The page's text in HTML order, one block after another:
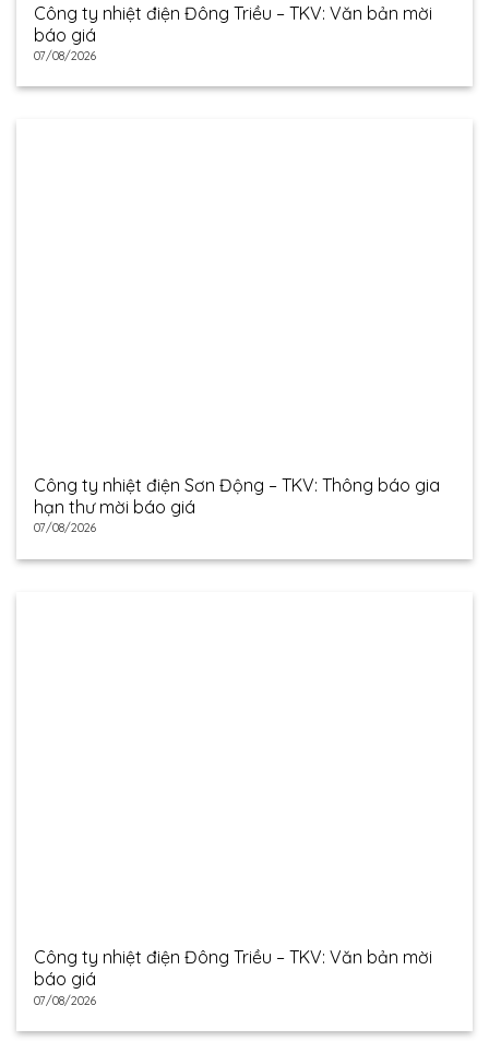
Công ty nhiệt điện Đông Triều – TKV: Văn bản mời
báo giá
07/08/2026
Công ty nhiệt điện Sơn Động – TKV: Thông báo gia
hạn thư mời báo giá
07/08/2026
Công ty nhiệt điện Đông Triều – TKV: Văn bản mời
báo giá
07/08/2026